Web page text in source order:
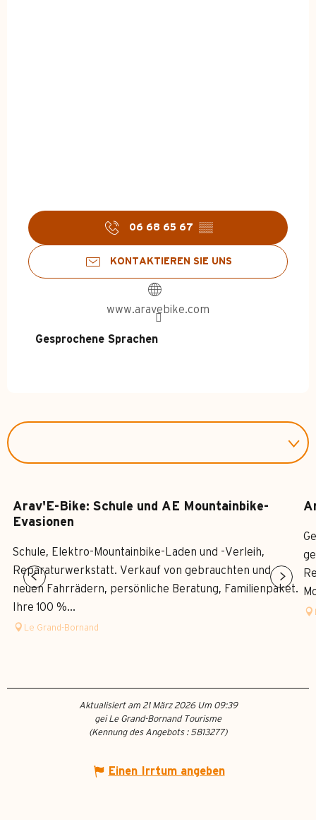
06 68 65 67 ▒▒
KONTAKTIEREN SIE UNS
www.aravebike.com
Gesprochene Sprachen
Gesprochene Sprachen
Arav'E-Bike: Schule und AE Mountainbike-
Evasionen
Schule, Elektro-Mountainbike-Laden und -Verleih,
Reparaturwerkstatt. Verkauf von gebrauchten und
neuen Fahrrädern, persönliche Beratung, Familienpaket.
Ihre 100 %...
Le Grand-Bornand
Aktualisiert am 21 März 2026 Um 09:39
gei Le Grand-Bornand Tourisme
(Kennung des Angebots : 5813277)
Einen Irrtum angeben